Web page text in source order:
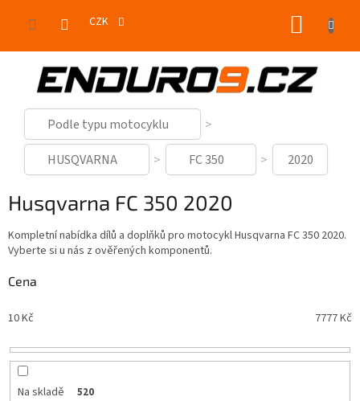
CZK
Podle typu motocyklu
HUSQVARNA
FC 350 2020
Husqvarna FC 350 2020
Kompletní nabídka dílů a doplňků pro motocykl Husqvarna FC 350 2020.
Vyberte si u nás z ověřených komponentů.
Cena
10Kč 7777Kč
Na skladě 520